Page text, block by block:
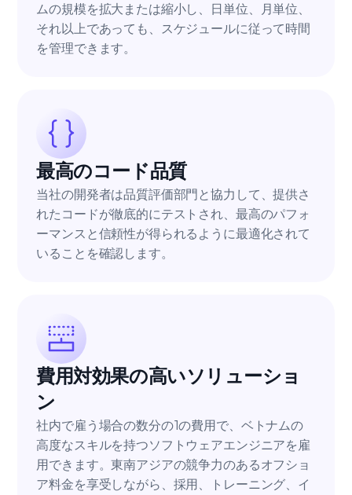
ムの規模を拡大または縮小し、日単位、月単位、
それ以上であっても、スケジュールに従って時間
を管理できます。
最高のコード品質
当社の開発者は品質評価部門と協力して、提供さ
れたコードが徹底的にテストされ、最高のパフォ
ーマンスと信頼性が得られるように最適化されて
いることを確認します。
費用対効果の高いソリューショ
ン
社内で雇う場合の数分の1の費用で、ベトナムの
高度なスキルを持つソフトウェアエンジニアを雇
用できます。東南アジアの競争力のあるオフショ
ア料金を享受しながら、採用、トレーニング、イ